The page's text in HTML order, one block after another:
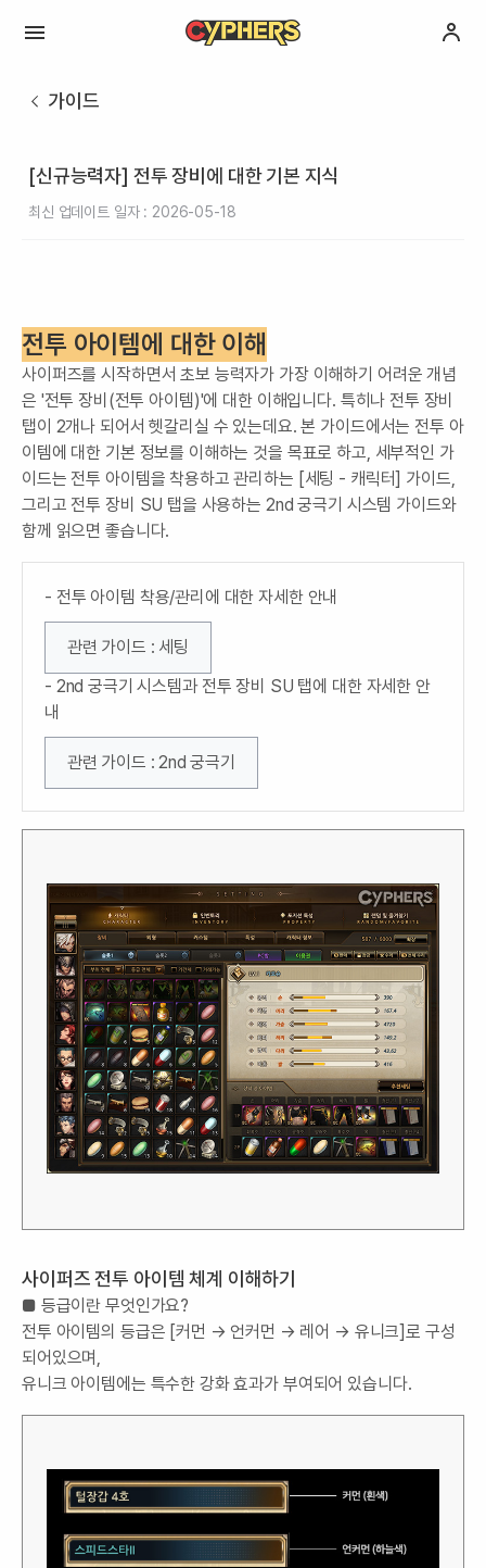
가이드
[신규능력자] 전투 장비에 대한 기본 지식
최신 업데이트 일자 : 2026-05-18
전투 아이템에 대한 이해
사이퍼즈를 시작하면서 초보 능력자가 가장 이해하기 어려운 개념
은 '전투 장비(전투 아이템)'에 대한 이해입니다. 특히나 전투 장비
탭이 2개나 되어서 헷갈리실 수 있는데요. 본 가이드에서는 전투 아
이템에 대한 기본 정보를 이해하는 것을 목표로 하고, 세부적인 가
이드는 전투 아이템을 착용하고 관리하는 [세팅 - 캐릭터] 가이드,
그리고 전투 장비 SU 탭을 사용하는 2nd 궁극기 시스템 가이드와
함께 읽으면 좋습니다.
- 전투 아이템 착용/관리에 대한 자세한 안내
관련 가이드 : 세팅
- 2nd 궁극기 시스템과 전투 장비 SU 탭에 대한 자세한 안
내
관련 가이드 : 2nd 궁극기
사이퍼즈 전투 아이템 체계 이해하기
■ 등급이란 무엇인가요?
전투 아이템의 등급은 [커먼 → 언커먼 → 레어 → 유니크]로 구성
되어있으며,
유니크 아이템에는 특수한 강화 효과가 부여되어 있습니다.